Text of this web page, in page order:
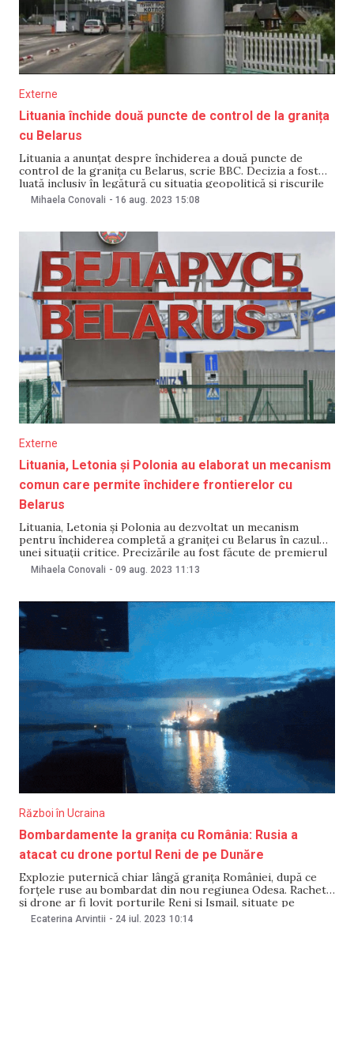
Externe
Lituania închide două puncte de control de la granița
cu Belarus
Lituania a anunțat despre închiderea a două puncte de
control de la granița cu Belarus, scrie BBC. Decizia a fost
luată inclusiv în legătură cu situația geopolitică și riscurile
de amenințare la adresa securității. Autoritățile Lituaniei au
decis pe 16 august să închidă temporar punctele de control
Mihaela Conovali - 16 aug. 2023 15:08
Externe
Lituania, Letonia și Polonia au elaborat un mecanism
comun care permite închidere frontierelor cu
Belarus
Lituania, Letonia și Polonia au dezvoltat un mecanism
pentru închiderea completă a graniței cu Belarus în cazul
unei situații critice. Precizările au fost făcute de premierul
lituanian Ingrida Šimonytė. Potrivit acesteia, instituțiile din
cele trei țări vor evalua „situațiile concrete” și vor decide în
Mihaela Conovali - 09 aug. 2023 11:13
Război în Ucraina
Bombardamente la granița cu România: Rusia a
atacat cu drone portul Reni de pe Dunăre
Explozie puternică chiar lângă granița României, după ce
forțele ruse au bombardat din nou regiunea Odesa. Rachete
și drone ar fi lovit porturile Reni și Ismail, situate pe
Dunăre, în apropierea graniței româno-ucrainene, scrie
Ecaterina Arvintii - 24 iul. 2023 10:14